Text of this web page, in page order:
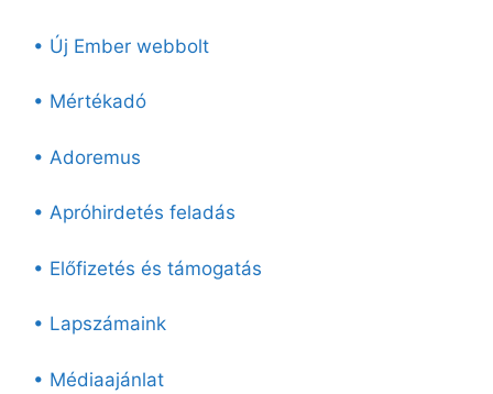
• Új Ember webbolt
• Mértékadó
• Adoremus
• Apróhirdetés feladás
• Előfizetés és támogatás
• Lapszámaink
• Médiaajánlat